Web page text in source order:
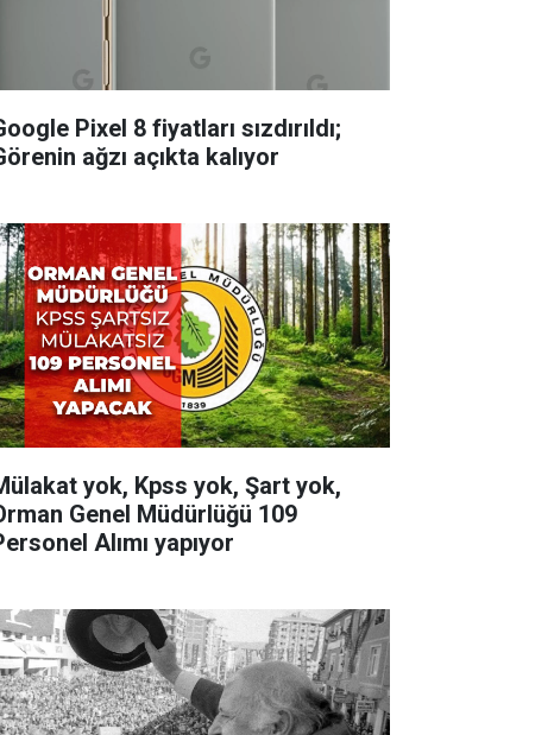
Pixel 8 fiyatları sızdırıldı;
ağzı açıkta kalıyor
yok, Kpss yok, Şart yok,
Genel Müdürlüğü 109
Alımı yapıyor